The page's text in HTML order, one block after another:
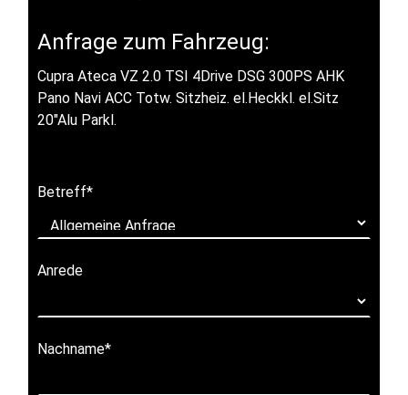
Anfrage zum Fahrzeug:
Cupra Ateca VZ 2.0 TSI 4Drive DSG 300PS AHK
Pano Navi ACC Totw. Sitzheiz. el.Heckkl. el.Sitz
20"Alu Parkl.
Betreff*
Anrede
Nachname*